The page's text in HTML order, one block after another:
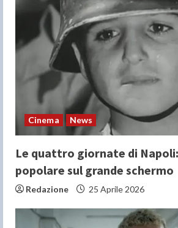
Cinema News
Le quattro giornate di
popolare sul grande schermo
Redazione 25 Aprile 2026